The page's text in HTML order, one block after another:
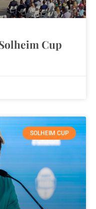
Cup
SOLHEIM CUP